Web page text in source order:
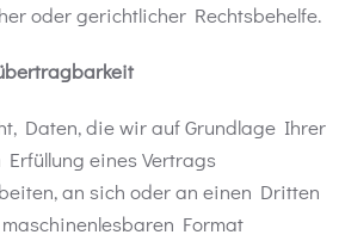
oder gerichtlicher Rechtsbehelfe.
Daten, die wir auf Grundlage Ihrer
eines Vertrags
an sich oder an einen Dritten
Format